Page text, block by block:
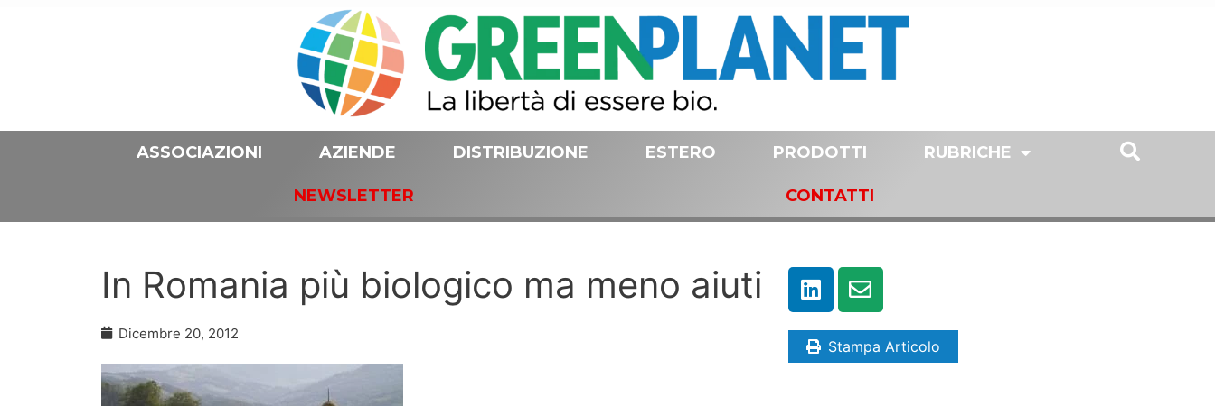
ASSOCIAZIONI AZIENDE DISTRIBUZIONE ESTERO PRODOTTI RUBRICHE
NEWSLETTER CONTATTI
In Romania più biologico ma meno aiuti
Dicembre 20, 2012
Stampa Articolo